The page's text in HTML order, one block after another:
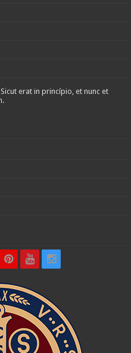
erat in princípio, et nunc et